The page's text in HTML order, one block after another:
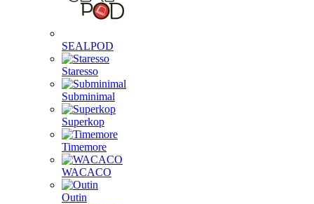
SEALPOD
Staresso
Subminimal
Superkop
Timemore
WACACO
Outin